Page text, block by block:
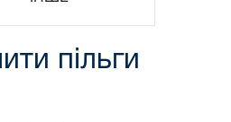
пільги